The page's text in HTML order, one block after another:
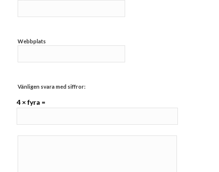
Webbplats
Vänligen svara med siffror:
4 × fyra =